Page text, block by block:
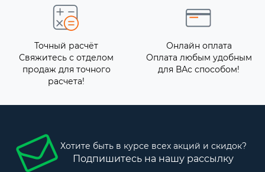
Точный расчёт
Свяжитесь с отделом
продаж для точного
расчета!
Онлайн оплата
Оплата любым удобным
для ВАс способом!
Хотите быть в курсе всех акций и скидок?
Подпишитесь на нашу рассылку